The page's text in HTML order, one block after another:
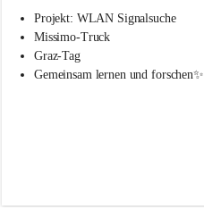
s
s
c
i
Projekt: WLAN Signalsuche
Missimo-Truck
Graz-Tag
Gemeinsam lernen und forschen✨